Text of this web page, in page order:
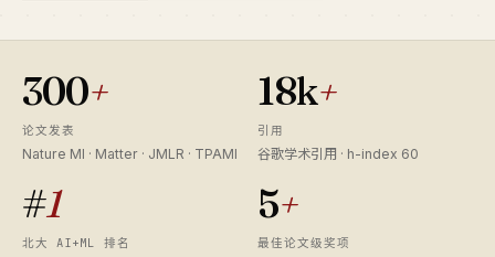
300+
论文发表
Nature MI · Matter · JMLR · TPAMI
18k+
引用
谷歌学术引用 · h-index 60
#1
北大 AI+ML 排名
5+
最佳论文级奖项